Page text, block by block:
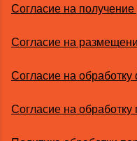
Согласие на получение
Согласие на
Согласие на
Согласие на